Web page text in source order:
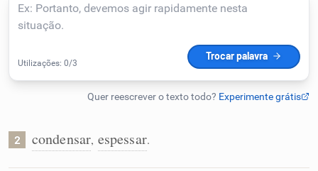
Corrigir Texto
Detector de IA
Humanizador de IA
2 condensar, espessar.